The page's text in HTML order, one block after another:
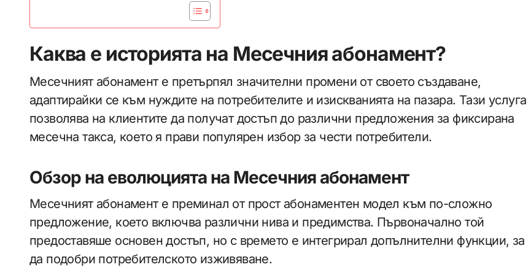
Каква е историята на Месечния абонамент?
Месечният абонамент е претърпял значителни промени от своето създаване,
адаптирайки се към нуждите на потребителите и изискванията на пазара. Тази услуга
позволява на клиентите да получат достъп до различни предложения за фиксирана
месечна такса, което я прави популярен избор за чести потребители.
Обзор на еволюцията на Месечния абонамент
Месечният абонамент е преминал от прост абонаментен модел към по-сложно
предложение, което включва различни нива и предимства. Първоначално той
предоставяше основен достъп, но с времето е интегрирал допълнителни функции, за
да подобри потребителското изживяване.